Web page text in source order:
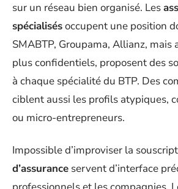
sur un réseau bien organisé. Les
spécialisésoccupent une position
SMABTP, Groupama, Allianz, mais
plus confidentiels, proposent des
à chaque spécialité du BTP. Des
ciblent aussi les profils atypiques,
ou micro-entrepreneurs.
Impossible d’improviser la
d’assurance servent d’interface